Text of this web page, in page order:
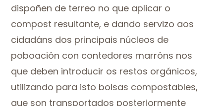
dispoñen de terreo no que aplicar o
compost resultante, e dando servizo aos
cidadáns dos principais núcleos de
poboación con contedores marróns nos
que deben introducir os restos orgánicos,
utilizando para isto bolsas compostables,
que son transportados posteriormente